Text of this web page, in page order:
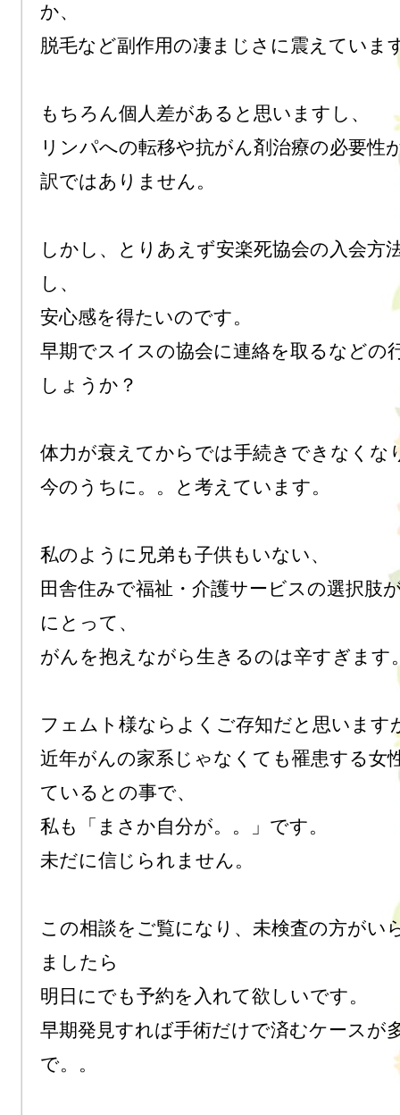
か、
脱毛など副作用の凄まじさに震えていま
もちろん個人差があると思いますし、
リンパへの転移や抗がん剤治療の必要性
訳ではありません。
しかし、とりあえず安楽死協会の入会方
し、
安心感を得たいのです。
早期でスイスの協会に連絡を取るなどの
しょうか？
体力が衰えてからでは手続きできなくな
今のうちに。。と考えています。
私のように兄弟も子供もいない、
田舎住みで福祉・介護サービスの選択肢
にとって、
がんを抱えながら生きるのは辛すぎます
フェムト様ならよくご存知だと思います
近年がんの家系じゃなくても罹患する女
ているとの事で、
私も「まさか自分が。。」です。
未だに信じられません。
この相談をご覧になり、未検査の方がい
ましたら
明日にでも予約を入れて欲しいです。
早期発見すれば手術だけで済むケースが
で。。